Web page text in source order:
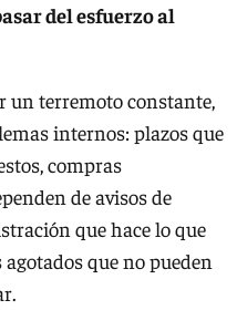
del esfuerzo al
un terremoto constante,
internos: plazos que
compras
de avisos de
que hace lo que
que no pueden